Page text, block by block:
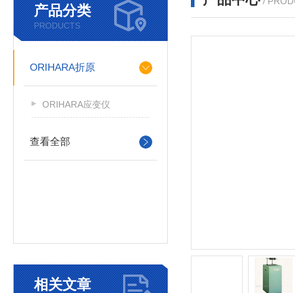
产品分类
PRODUCTS
ORIHARA折原
ORIHARA应变仪
查看全部
相关文章